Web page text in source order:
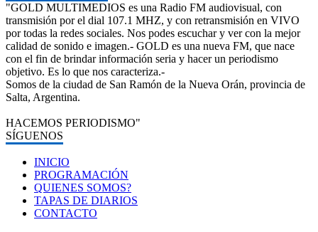
"GOLD MULTIMEDIOS es una Radio FM audiovisual, con
transmisión por el dial 107.1 MHZ, y con retransmisión en VIVO
por todas la redes sociales. Nos podes escuchar y ver con la mejor
calidad de sonido e imagen.- GOLD es una nueva FM, que nace
con el fin de brindar información seria y hacer un periodismo
objetivo. Es lo que nos caracteriza.-
Somos de la ciudad de San Ramón de la Nueva Orán, provincia de
Salta, Argentina.
HACEMOS PERIODISMO"
SÍGUENOS
INICIO
PROGRAMACIÓN
QUIENES SOMOS?
TAPAS DE DIARIOS
CONTACTO